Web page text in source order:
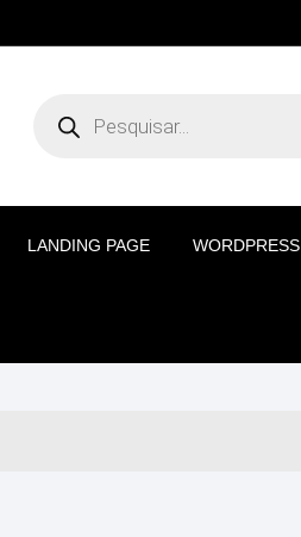
produtos
LANDING PAGE WORDPRESS